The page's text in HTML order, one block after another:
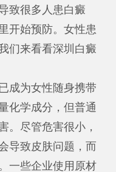
致很多人患白癜
开始预防。女性患
们来看看深圳白癜
为女性随身携带
化学成分，但普通
。尽管危害很小，
导致皮肤问题，而
一些企业使用原材